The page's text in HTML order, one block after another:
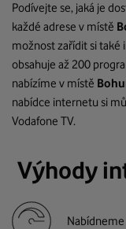
Podívejte se, jaká je
každé adrese v místě
možnost zařídit si také
obsahuje až 200
nabízíme v místě
nabídce internetu si
Vodafone TV.
Výhody